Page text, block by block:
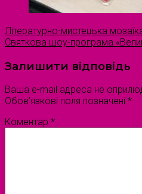
Літературно-мистецька
Святкова шоу-програма
Залишити відповідь
Ваша e-mail адреса не
Обов’язкові поля позначені *
Коментар *